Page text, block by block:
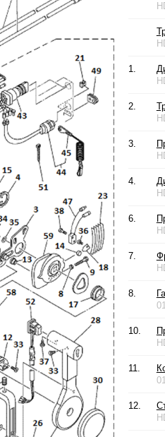
1.
2.
3.
4.
6.
7.
8.
10.
11.
12.